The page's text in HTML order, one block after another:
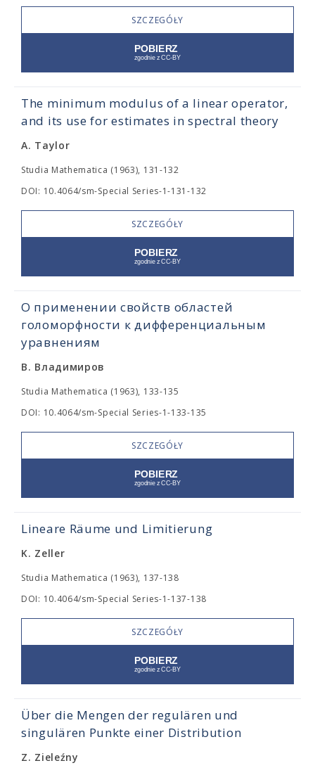
SZCZEGÓŁY
The minimum modulus of a linear operator,
and its use for estimates in spectral theory
A. Taylor
Studia Mathematica (1963), 131-132
DOI: 10.4064/sm-Special Series-1-131-132
SZCZEGÓŁY
О применении свойств областей
голоморфности к дифференциальным
уравнениям
В. Владимиров
Studia Mathematica (1963), 133-135
DOI: 10.4064/sm-Special Series-1-133-135
SZCZEGÓŁY
Lineare Räume und Limitierung
K. Zeller
Studia Mathematica (1963), 137-138
DOI: 10.4064/sm-Special Series-1-137-138
SZCZEGÓŁY
Über die Mengen der regulären und
singulären Punkte einer Distribution
Z. Zieleźny